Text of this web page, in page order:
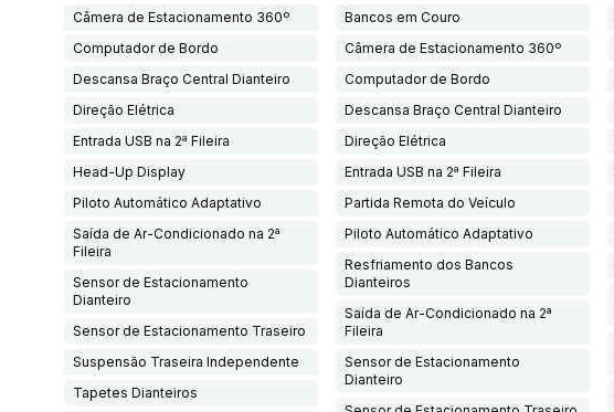
Câmera de Estacionamento 360º
Computador de Bordo
Descansa Braço Central Dianteiro
Direção Elétrica
Entrada USB na 2ª Fileira
Head-Up Display
Piloto Automático Adaptativo
Saída de Ar-Condicionado na 2ª
Fileira
Sensor de Estacionamento
Dianteiro
Sensor de Estacionamento Traseiro
Suspensão Traseira Independente
Tapetes Dianteiros
Bancos em Couro
Câmera de Estacionamento 360º
Computador de Bordo
Descansa Braço Central Dianteiro
Direção Elétrica
Entrada USB na 2ª Fileira
Partida Remota do Veículo
Piloto Automático Adaptativo
Resfriamento dos Bancos
Dianteiros
Saída de Ar-Condicionado na 2ª
Fileira
Sensor de Estacionamento
Dianteiro